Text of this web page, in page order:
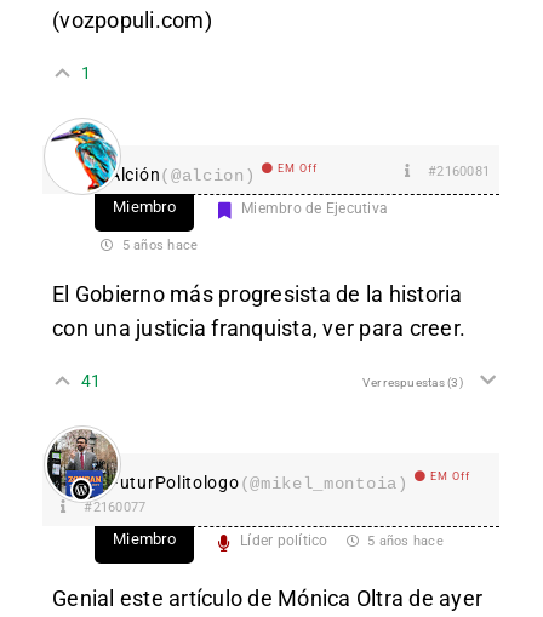
(vozpopuli.com)
1
Alción(@alcion) EM Off #2160081
Miembro Miembro de Ejecutiva
5 años hace
El Gobierno más progresista de la historia
con una justicia franquista, ver para creer.
41 Ver respuestas(3)
FuturPolitologo(@mikel_montoia) EM Off
#2160077
Miembro Líder político 5 años hace
Genial este artículo de Mónica Oltra de ayer